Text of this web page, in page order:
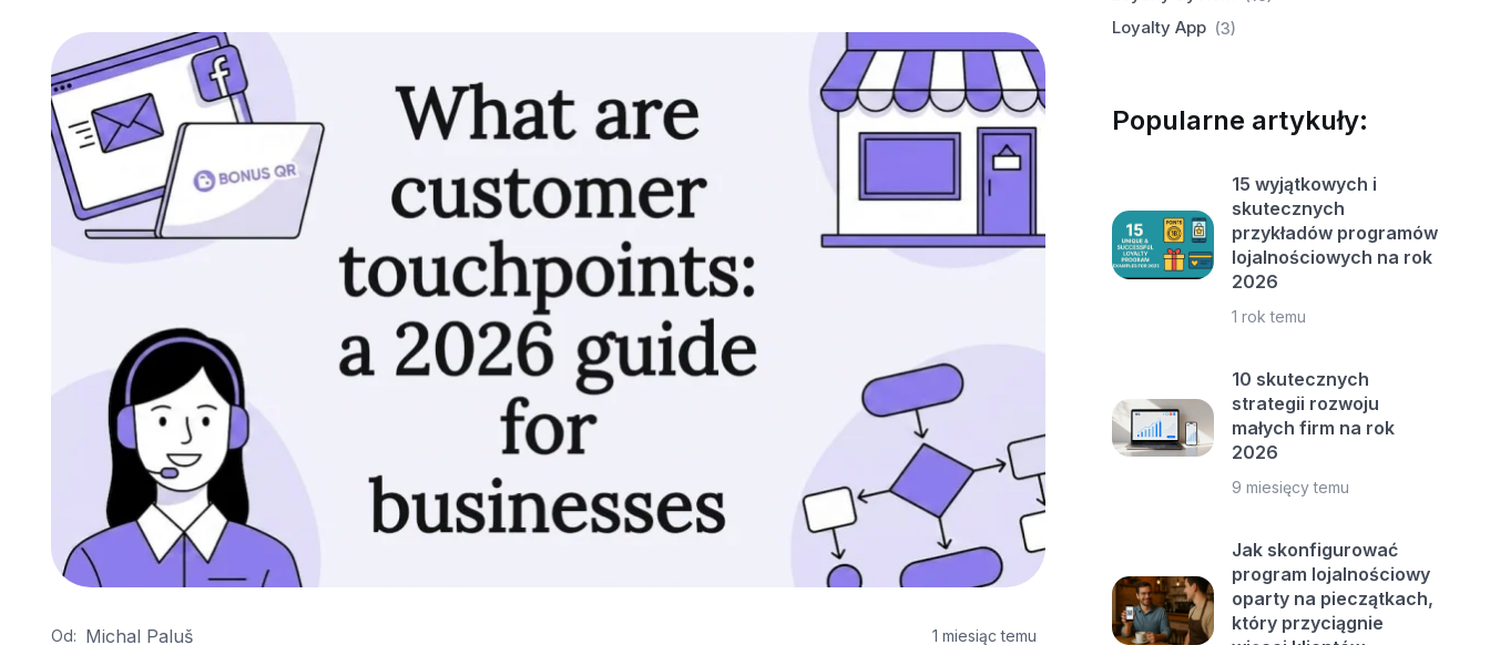
Od: Michal Paluš 1 miesiąc temu
Loyalty App (3)
Popularne artykuły:
15 wyjątkowych i
skutecznych
przykładów programów
lojalnościowych na rok
2026
1 rok temu
10 skutecznych
strategii rozwoju
małych firm na rok
2026
9 miesięcy temu
Jak skonfigurować
program lojalnościowy
oparty na pieczątkach,
który przyciągnie